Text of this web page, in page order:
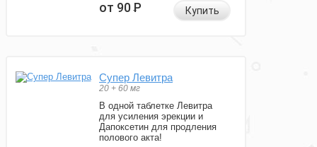
от 90Р Купить
Супер Левитра
20 + 60 мг
В одной таблетке Левитра
для усиления эрекции и
Дапоксетин для продления
полового акта!